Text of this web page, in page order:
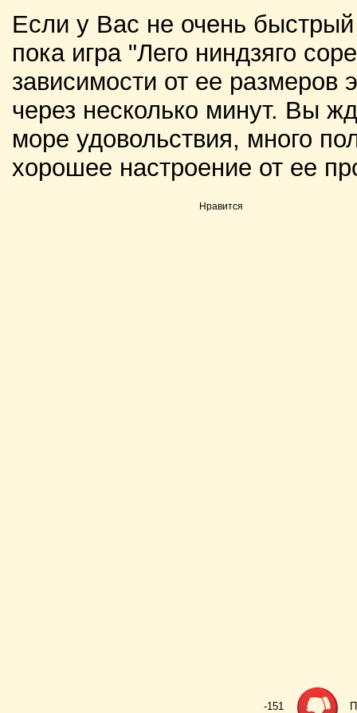
Если у Вас не очень
пока игра "Лего ниндзяго
зависимости от ее размеров
через несколько минут. Вы
море удовольствия, много
хорошее настроение от ее
Нравится
-151